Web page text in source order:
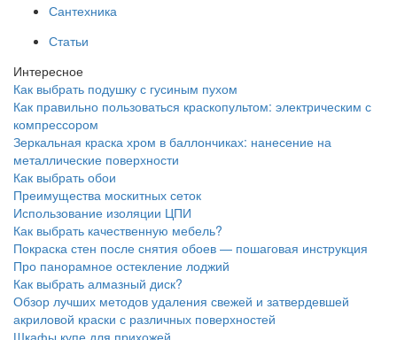
Сантехника
Статьи
Интересное
Как выбрать подушку с гусиным пухом
Как правильно пользоваться краскопультом: электрическим с
компрессором
Зеркальная краска хром в баллончиках: нанесение на
металлические поверхности
Как выбрать обои
Преимущества москитных сеток
Использование изоляции ЦПИ
Как выбрать качественную мебель?
Покраска стен после снятия обоев — пошаговая инструкция
Про панорамное остекление лоджий
Как выбрать алмазный диск?
Обзор лучших методов удаления свежей и затвердевшей
акриловой краски с различных поверхностей